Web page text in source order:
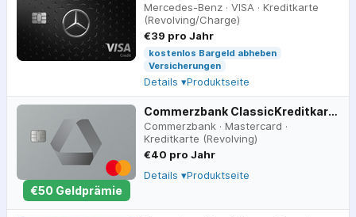
Mercedes-Benz · VISA · Kreditkarte
(Revolving/Charge)
€39 pro Jahr
kostenlos Bargeld abheben
Versicherungen
Details ▾Produktseite
€50 Geldprämie
Commerzbank ClassicKreditkarte
Commerzbank · Mastercard ·
Kreditkarte (Revolving)
€40 pro Jahr
Details ▾Produktseite